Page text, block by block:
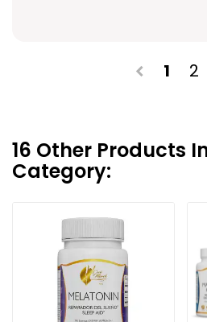
chevron_left 1 2
16 Other Products
Category: